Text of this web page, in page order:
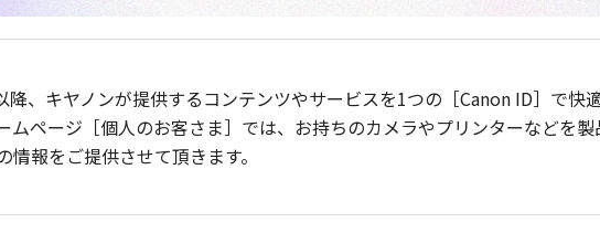
降、キヤノンが提供するコンテンツやサービスを1つの［Canon ID］で快
ムページ［個人のお客さま］では、お持ちのカメラやプリンターなどを
情報をご提供させて頂きます。